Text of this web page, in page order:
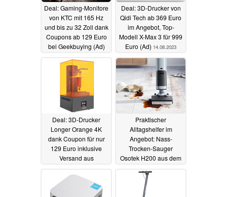
Deal: Gaming-Monitore
von KTC mit 165 Hz
und bis zu 32 Zoll dank
Coupons ab 129 Euro
bei Geekbuying (Ad)
Deal: 3D-Drucker von
Qidi Tech ab 369 Euro
im Angebot, Top-
Modell X-Max 3 für 999
Euro (Ad) 14.08.2023
Deal: 3D-Drucker
Longer Orange 4K
dank Coupon für nur
129 Euro inklusive
Versand aus
(Ad) 11.08.2023
Praktischer
Alltagshelfer im
Angebot: Nass-
Trocken-Sauger
Osotek H200 aus dem
stark reduziert (Ad)
10.08.2023